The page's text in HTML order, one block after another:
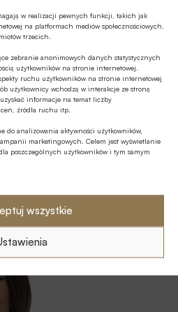
w realizacji pewnych funkcji, takich jak
na platformach mediów społecznościowych,
trzecich.
zebranie anonimowych danych statystycznych
użytkowników na stronie internetowej.
ruchu użytkowników na stronie internetowej
użytkownicy wchodzą w interakcje ze stroną
informacje na temat liczby
źródła ruchu itp.
do analizowania aktywności użytkowników,
marketingowych. Celem jest wyświetlanie
poszczególnych użytkowników i tym samym
wszystkie
że w warunkach
konieczna będzie
pieniężna, która z
odbudowy popytu
– zapewni stabilność
gospodarcze w
Ekonomicznego –